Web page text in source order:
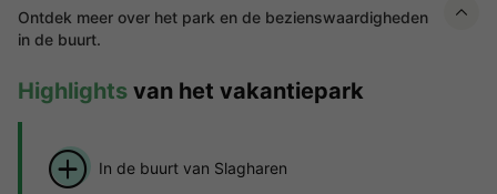
Ontdek meer over het park en de bezienswaardigheden
in de buurt.
Highlights van het vakantiepark
In de buurt van Slagharen